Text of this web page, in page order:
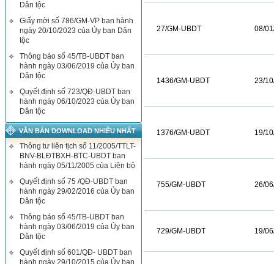
Dân tộc
Giấy mời số 786/GM-VP ban hành
ngày 20/10/2023 của Ủy ban Dân
tộc
Thông báo số 45/TB-UBDT ban
hành ngày 03/06/2019 của Ủy ban
Dân tộc
Quyết định số 723/QĐ-UBDT ban
hành ngày 06/10/2023 của Ủy ban
Dân tộc
VĂN BẢN DOWNLOAD NHIỀU NHẤT
Thông tư liên tịch số 11/2005/TTLT-
BNV-BLĐTBXH-BTC-UBDT ban
hành ngày 05/11/2005 của Liên bộ
Quyết định số 75 /QĐ-UBDT ban
hành ngày 29/02/2016 của Ủy ban
Dân tộc
Thông báo số 45/TB-UBDT ban
hành ngày 03/06/2019 của Ủy ban
Dân tộc
Quyết định số 601/QĐ- UBDT ban
hành ngày 29/10/2015 của Ủy ban
27/GM-UBDT 08/
1436/GM-UBDT 23/
1376/GM-UBDT 19/
755/GM-UBDT 26/
729/GM-UBDT 19/